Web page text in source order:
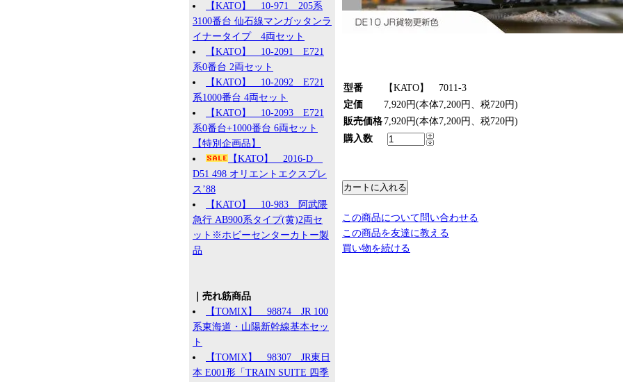
【KATO】 10-971 205系
3100番台 仙石線マンガッタンラ
イナータイプ 4両セット
【KATO】 10-2091 E721
系0番台 2両セット
【KATO】 10-2092 E721
系1000番台 4両セット
【KATO】 10-2093 E721
系0番台+1000番台 6両セット
【特別企画品】
【KATO】 2016-D
D51 498 オリエントエクスプレ
ス’88
【KATO】 10-983 阿武隈
急行 AB900系タイプ(黄)2両セ
ット※ホビーセンターカトー製
品
｜売れ筋商品
【TOMIX】 98874 JR 100
系東海道・山陽新幹線基本セッ
ト
【TOMIX】 98307 JR東日
本 E001形「TRAIN SUITE 四季
型番
【KATO】 7011-3
定価
7,920円(本体7,200円、税720円)
販売価格 7,920円(本体7,200円、税720円)
購入数
この商品について問い合わせる
この商品を友達に教える
買い物を続ける